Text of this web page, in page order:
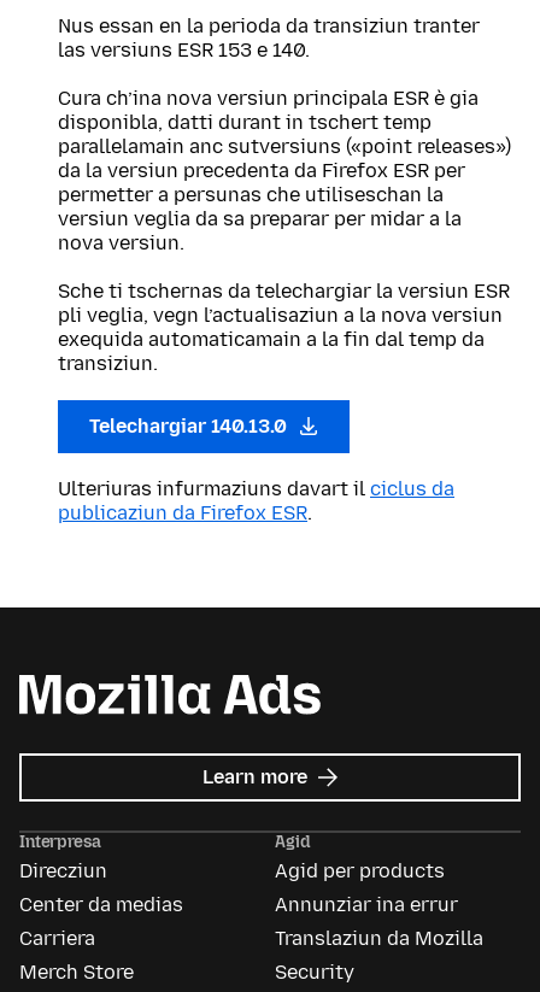
Nus essan en la perioda da transiziun tranter
las versiuns ESR 153 e 140.
Cura ch’ina nova versiun principala ESR è gia
disponibla, datti durant in tschert temp
parallelamain anc sutversiuns («point releases»)
da la versiun precedenta da Firefox ESR per
permetter a persunas che utiliseschan la
versiun veglia da sa preparar per midar a la
nova versiun.
Sche ti tschernas da telechargiar la versiun ESR
pli veglia, vegn l’actualisaziun a la nova versiun
exequida automaticamain a la fin dal temp da
transiziun.
Telechargiar 140.13.0
Ulteriuras infurmaziuns davart il ciclus da
publicaziun da Firefox ESR.
Learn more about
Mozilla
Interpresa
Direcziun
Center da medias
Carriera
Merch Store
Agid
Agid per products
Annunziar ina errur
Translaziun da Mozilla
Security